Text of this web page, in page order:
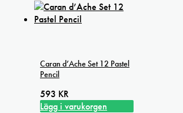
Caran d’Ache Set 12 Pastel
Pencil
593 KR
Lägg i varukorgen